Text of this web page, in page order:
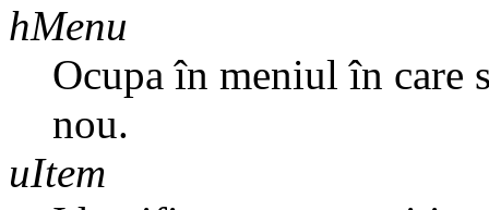
hMenu
Ocupa în meniul în care
nou.
uItem